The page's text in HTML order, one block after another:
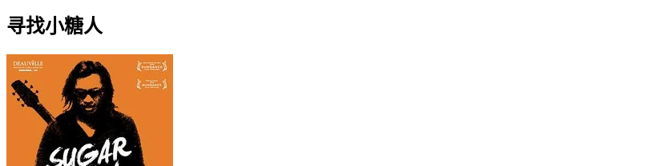
寻找小糖人